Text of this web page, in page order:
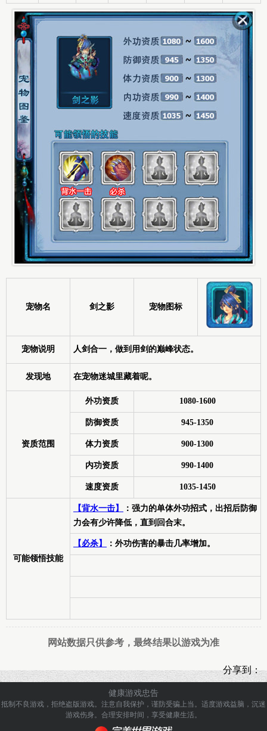
宠物名 剑之影 宠物图标
宠物说明 人剑合一，做到用剑的巅峰状态。
发现地 在宠物迷城里藏着呢。
资质范围
外功资质 1080-1600
防御资质 945-1350
体力资质 900-1300
内功资质 990-1400
速度资质 1035-1450
可能领悟技能
【背水一击】
：强力的单体外功招式，出招后防御
力会有少许降低，直到回合末。
【必杀】 ：外功伤害的暴击几率增加。
网站数据只供参考，最终结果以游戏为准
分享到：
健康游戏忠告
抵制不良游戏，拒绝盗版游戏。注意自我保护，谨防受骗上当。 适度游戏益脑，沉迷
游戏伤身。合理安排时间，享受健康生活。